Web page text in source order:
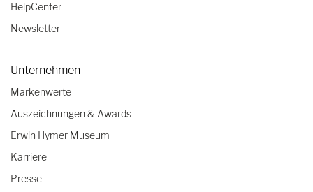
HelpCenter
Newsletter
Unternehmen
Markenwerte
Auszeichnungen & Awards
Erwin Hymer Museum
Karriere
Presse